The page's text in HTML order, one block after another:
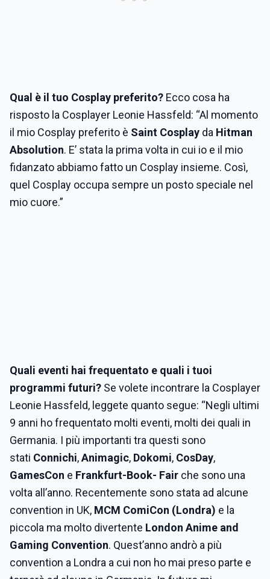
Qual è il tuo Cosplay preferito? Ecco cosa ha
risposto la Cosplayer Leonie Hassfeld: “Al momento
il mio Cosplay preferito è Saint Cosplay da Hitman
Absolution. E’ stata la prima volta in cui io e il mio
fidanzato abbiamo fatto un Cosplay insieme. Così,
quel Cosplay occupa sempre un posto speciale nel
mio cuore.”
Quali eventi hai frequentato e quali i tuoi
programmi futuri? Se volete incontrare la Cosplayer
Leonie Hassfeld, leggete quanto segue: “Negli ultimi
9 anni ho frequentato molti eventi, molti dei quali in
Germania. I più importanti tra questi sono
stati Connichi,Animagic, Dokomi, CosDay,
GamesCon e Frankfurt-Book- Fair che sono una
volta all’anno. Recentemente sono stata ad alcune
convention in UK, MCM ComiCon (Londra) e la
piccola ma molto divertente London Anime and
Gaming Convention. Quest’anno andrò a più
convention a Londra a cui non ho mai preso parte e